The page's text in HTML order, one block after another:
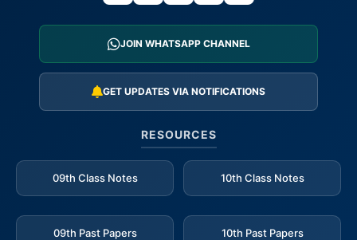
JOIN WHATSAPP CHANNEL
GET UPDATES VIA NOTIFICATIONS
RESOURCES
09th Class Notes 10th Class Notes
09th Past Papers 10th Past Papers